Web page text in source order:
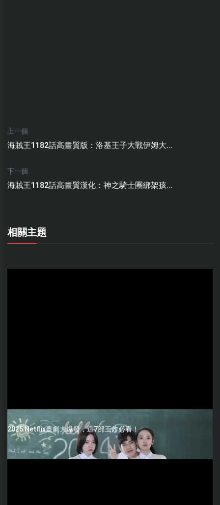
上一個
海賊王1182話高畫質版：洛基王子大戰伊姆大...
下一個
海賊王1182話高畫質漢化：神之騎士團綁架孩...
相關主題
2025 Netflix臺劇大爆發，這7部王炸必看！